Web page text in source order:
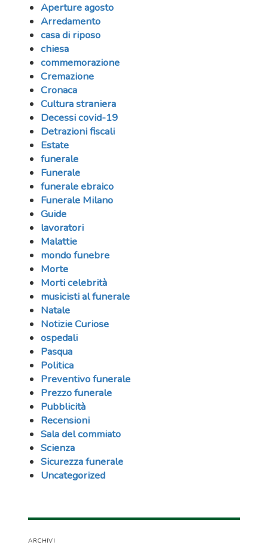
Aperture agosto
Arredamento
casa di riposo
chiesa
commemorazione
Cremazione
Cronaca
Cultura straniera
Decessi covid-19
Detrazioni fiscali
Estate
funerale
Funerale
funerale ebraico
Funerale Milano
Guide
lavoratori
Malattie
mondo funebre
Morte
Morti celebrità
musicisti al funerale
Natale
Notizie Curiose
ospedali
Pasqua
Politica
Preventivo funerale
Prezzo funerale
Pubblicità
Recensioni
Sala del commiato
Scienza
Sicurezza funerale
Uncategorized
ARCHIVI